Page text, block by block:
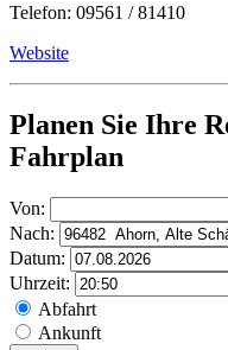
Telefon: 09561 / 81410
Website
Planen Sie Ihre
Fahrplan
Von:
Nach:
Datum:
Uhrzeit:
Abfahrt
Ankunft